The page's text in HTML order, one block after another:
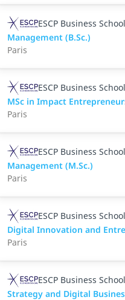
ESCP Business School
Management (B.Sc.)
Paris
ESCP Business School
MSc in Impact
Paris
ESCP Business School
Management (M.Sc.)
Paris
ESCP Business School
Digital Innovation and
Paris
ESCP Business School
Strategy and Digital